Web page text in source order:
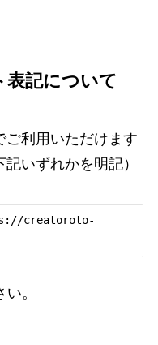
表記について
ご利用いただけます
記いずれかを明記）
creatoroto-
。